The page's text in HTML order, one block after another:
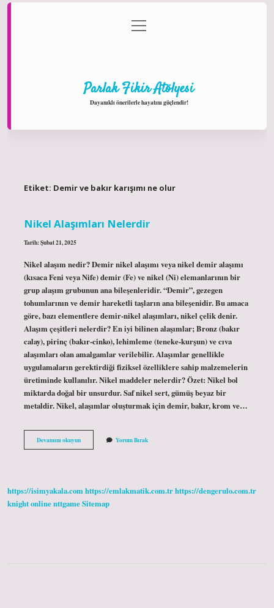
Gizlilik Politikası
menüyü
aç
Parlak Fikir Atölyesi
Dayanıklı önerilerle hayatını güçlendir!
Etiket: Demir ve bakır karışımı ne olur
Nikel Alaşımları Nelerdir
Tarih: Şubat 21, 2025
Nikel alaşım nedir? Demir nikel alaşımı veya nikel demir alaşımı
(kısaca Feni veya Nife) demir (Fe) ve nikel (Ni) elemanlarının bir
grup alaşım grubunun ana bileşenleridir. “Demir”, gezegen
tohumlarının ve demir hareketli taşların ana bileşenidir. Bu amaca
göre, bazı elementlere demir-nikel alaşımları, nikel çelik denir.
Alaşım çeşitleri nelerdir? En iyi bilinen alaşımlar; Bronz (bakır
calay), pirinç (bakır-cinko), lehimleme (teneke-kurşun) ve cıva
alaşımları olan amalgamlar verilebilir. Alaşımlar genellikle
uygulamaların gerektirdiği fiziksel özelliklere sahip malzemelerin
üretiminde kullanılır. Nikel maddeler nelerdir? Özet: Nikel bol
miktarda doğal bir unsurdur. Saf nikel sert, gümüş beyaz bir
metaldir. Nikel, alaşımlar oluşturmak için demir, bakır, krom ve…
Devamını okuyunNikel
Alaşımları
Yorum Bırak
https://isimyakala.comhttps://emlakmatik.com.trhttps://dengerulo.com.tr
knight onlinenttgameSitemap